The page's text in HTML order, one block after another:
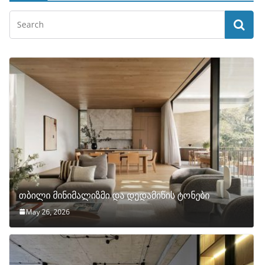
თბილი მინიმალიზმი და დედამიწის ტონები
May 26, 2026